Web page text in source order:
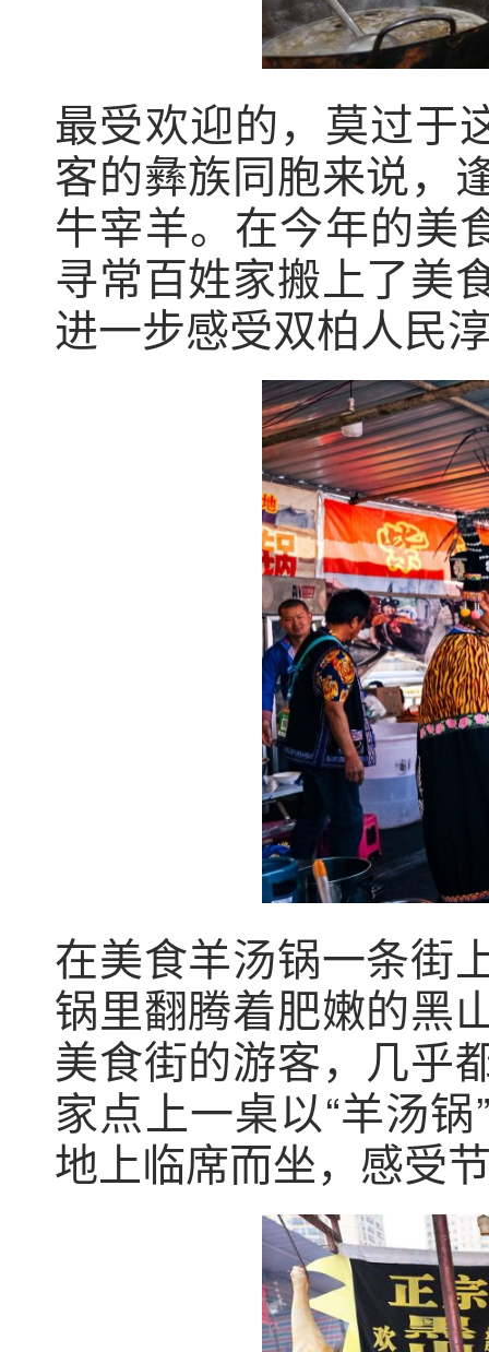
最受欢迎的，莫过于
客的彝族同胞来说，
牛宰羊。在今年的美
寻常百姓家搬上了美
进一步感受双柏人民
在美食羊汤锅一条街
锅里翻腾着肥嫩的黑
美食街的游客，几乎
家点上一桌以“羊汤
地上临席而坐，感受